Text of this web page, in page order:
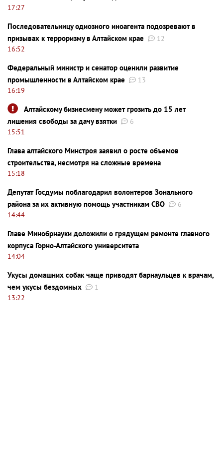
17:27
Последовательницу одиозного иноагента подозревают в
призывах к терроризму в Алтайском крае
12
16:52
Федеральный министр и сенатор оценили развитие
промышленности в Алтайском крае
13
16:19
Алтайскому бизнесмену может грозить до 15 лет
лишения свободы за дачу взятки
6
15:51
Глава алтайского Минстроя заявил о росте объемов
строительства, несмотря на сложные времена
15:18
Депутат Госдумы поблагодарил волонтеров Зонального
района за их активную помощь участникам СВО
6
14:44
Главе Минобрнауки доложили о грядущем ремонте главного
корпуса Горно-Алтайского университета
14:04
Укусы домашних собак чаще приводят барнаульцев к врачам,
чем укусы бездомных
1
13:22